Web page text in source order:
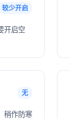
较少开启
开启空
无
稍作防寒